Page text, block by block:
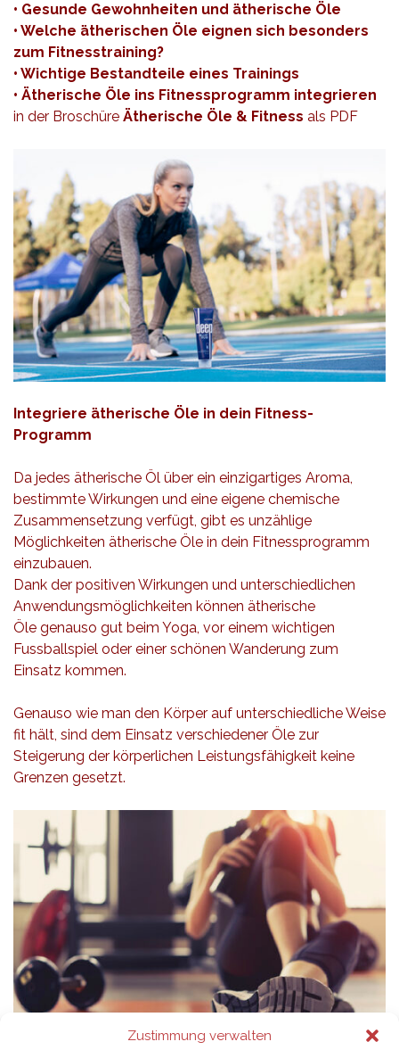
Zustimmung verwalten
• Gesunde Gewohnheiten und ätherische Öle
• Welche ätherischen Öle eignen sich besonders
zum Fitnesstraining?
• Wichtige Bestandteile eines Trainings
• Ätherische Öle ins Fitnessprogramm integrieren
in der Broschüre Ätherische Öle & Fitness als PDF
Integriere ätherische Öle in dein Fitness-
Programm
Da jedes ätherische Öl über ein einzigartiges Aroma,
bestimmte Wirkungen und eine eigene chemische
Zusammensetzung verfügt, gibt es unzählige
Möglichkeiten ätherische Öle in dein Fitnessprogramm
einzubauen.
Dank der positiven Wirkungen und unterschiedlichen
Anwendungsmöglichkeiten können ätherische
Öle genauso gut beim Yoga, vor einem wichtigen
Fussballspiel oder einer schönen Wanderung zum
Einsatz kommen.
Genauso wie man den Körper auf unterschiedliche Weise
fit hält, sind dem Einsatz verschiedener Öle zur
Steigerung der körperlichen Leistungsfähigkeit keine
Grenzen gesetzt.